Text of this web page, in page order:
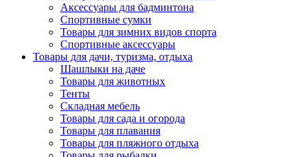
Аксессуары для бадминтона
Спортивные сумки
Товары для зимних видов спорта
Спортивные аксессуары
Товары для дачи, туризма, отдыха
Шашлыки на даче
Товары для животных
Тенты
Складная мебель
Товары для сада и огорода
Товары для плавания
Товары для пляжного отдыха